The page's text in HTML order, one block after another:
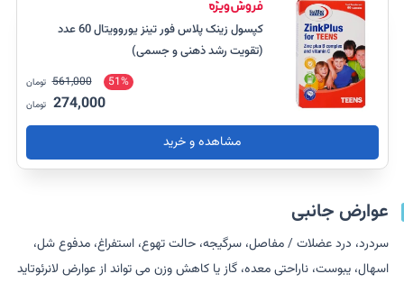
کپسول زینک پلاس فور تینز یوروویتال 60 عدد
(تقویت رشد ذهنی و جسمی)
51%
561,000 تومان
274,000 تومان
مشاهده و خرید
عوارض جانبی
سردرد، درد عضلات / مفاصل، سرگیجه، حالت تهوع، استفراغ، مدفوع شل،
اسهال، یبوست، ناراحتی معده، گاز یا کاهش وزن می تواند از عوارض لانرئوتاید